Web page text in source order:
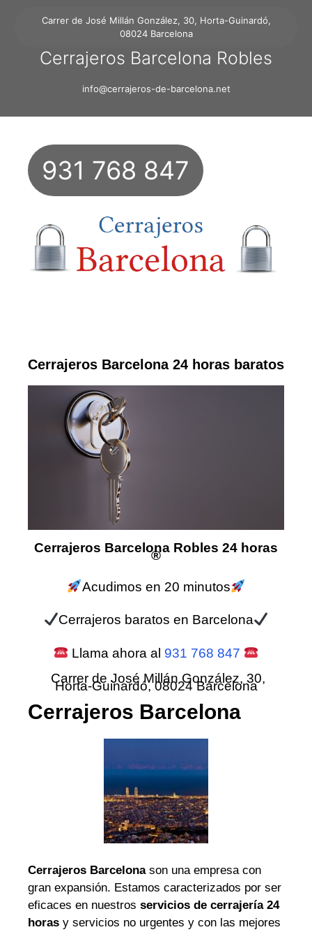
Carrer de José Millán González, 30, Horta-Guinardó,
08024 Barcelona
Cerrajeros Barcelona Robles
info@cerrajeros-de-barcelona.net
931 768 847
Cerrajeros Barcelona 24 horas baratos
Cerrajeros Barcelona Robles 24 horas
®
Acudimos en 20 minutos
Cerrajeros baratos en Barcelona
Llama ahora al 931 768 847
Carrer de José Millán González, 30,
Horta-Guinardó, 08024 Barcelona
Cerrajeros Barcelona
Cerrajeros Barcelonason una empresa con
gran expansión. Estamos caracterizados por ser
eficaces en nuestros servicios de cerrajería 24
horas y servicios no urgentes y con las mejores